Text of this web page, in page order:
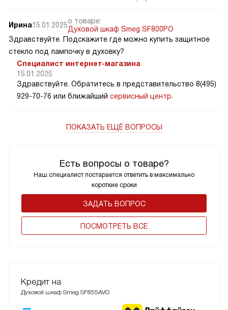
Есть вопросы о товаре?
Наш специалист постарается ответить в максимально
короткие сроки
ЗАДАТЬ ВОПРОС
ПОCМОТРЕТЬ ВСЕ
Ирина15.01.2025о товаре:
Духовой шкаф Smeg SF800PO
Здравствуйте. Подскажите где можно купить защитное
стекло под лампочку в духовку?
Специалист интернет-магазина
15.01.2025
Здравствуйте. Обратитесь в представительство 8(495)
929-70-76 или ближайший сервисный центр
ПОКАЗАТЬ ЕЩЁ ВОПРОСЫ
Кредит на
Духовой шкаф Smeg SF855AVO